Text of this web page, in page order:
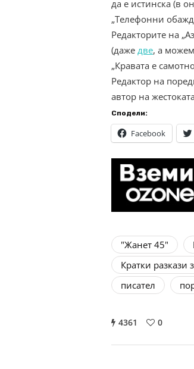
да е истинска (в
„Телефонни
Редакторите на
(даже две, а
„Кравата е
Редактор на
автор на
Сподели:
Facebook
"Жанет 45"
Кратки разкази
писател
4361 0